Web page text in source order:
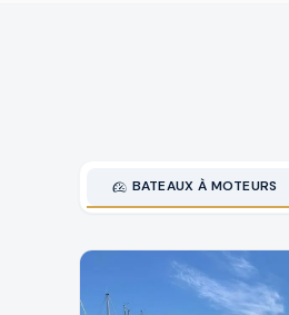
BATEAUX À MOTEURS